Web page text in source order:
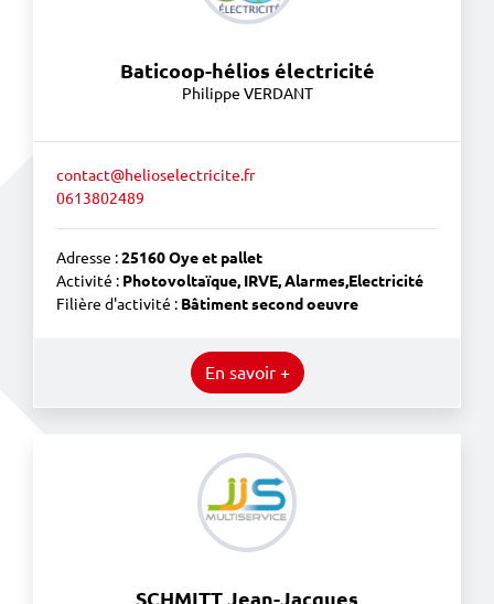
Baticoop-hélios électricité
Philippe VERDANT
contact@helioselectricite.fr
0613802489
Adresse :25160 Oye et pallet
Activité : Photovoltaïque, IRVE, Alarmes,Electricité
Filière d'activité : Bâtiment second oeuvre
En savoir +
SCHMITT Jean-Jacques